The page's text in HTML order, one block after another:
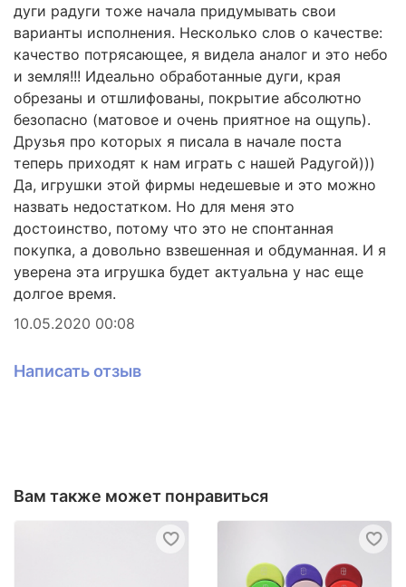
Развивающая игрушка радуга пирамидка из
натурального дерева для малышей и детей
способствует развитию мелкой моторики,
цветовосприятия, усидчивости и логики, учим
цвета и формы, фантазии ребенка.
Деревянные игрушки для развития детей -
отличный набор подарок ребенку на день
рождение, игры на новый год, 23 февраля, 8 марта,
рождество, крестины малыша, 1 сентября, игрушка
подарок детям в сад, день защиты детей.
Деревянный конструктор детский эко игрушки
радуга пирамидка для малышей легко найти в
нашем магазине детских игрушек и товаров
(игрушки для девочки и для мальчика).
Деревянный конструктор детский большие детали
детский балансир игрушка для младенца вальдорф,
идеально отшлифовано и пропитана цветным
детей любого возраста).
дуги радуги тоже начала придумывать свои
варианты исполнения. Несколько слов о качестве:
качество потрясающее, я видела аналог и это небо
и земля!!! Идеально обработанные дуги, края
обрезаны и отшлифованы, покрытие абсолютно
безопасно (матовое и очень приятное на ощупь).
Друзья про которых я писала в начале поста
теперь приходят к нам играть с нашей Радугой)))
Да, игрушки этой фирмы недешевые и это можно
назвать недостатком. Но для меня это
достоинство, потому что это не спонтанная
покупка, а довольно взвешенная и обдуманная. И я
уверена эта игрушка будет актуальна у нас еще
долгое время.
10.05.2020 00:08
Написать отзыв
Вам также может понравиться